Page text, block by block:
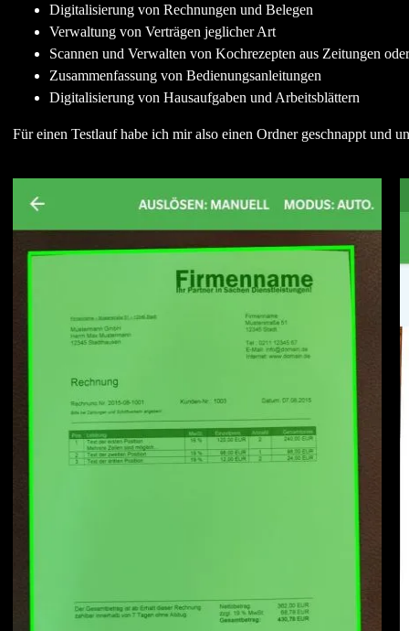
Digitalisierung von Rechnungen und Belegen
Verwaltung von Verträgen jeglicher Art
Scannen und Verwalten von Kochrezepten aus Zeitungen
Zusammenfassung von Bedienungsanleitungen
Digitalisierung von Hausaufgaben und Arbeitsblättern
Für einen Testlauf habe ich mir also einen Ordner geschnappt und